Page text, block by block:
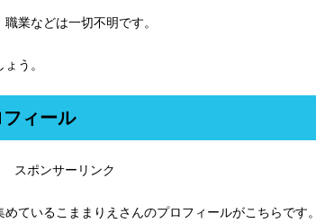
業などは一切不明です。
う。
ィール
スポンサーリンク
ているこままりえさんのプロフィールがこちらです。